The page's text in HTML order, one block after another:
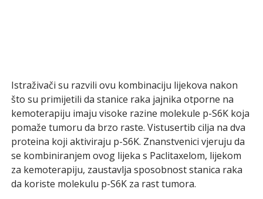
Istraživači su razvili ovu kombinaciju lijekova nakon
što su primijetili da stanice raka jajnika otporne na
kemoterapiju imaju visoke razine molekule p-S6K koja
pomaže tumoru da brzo raste. Vistusertib cilja na dva
proteina koji aktiviraju p-S6K. Znanstvenici vjeruju da
se kombiniranjem ovog lijeka s Paclitaxelom, lijekom
za kemoterapiju, zaustavlja sposobnost stanica raka
da koriste molekulu p-S6K za rast tumora.